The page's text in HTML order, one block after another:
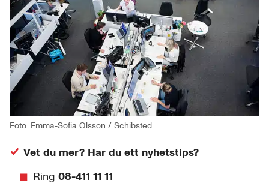
Foto: Emma-Sofia Olsson / Schibsted
Vet du mer? Har du ett nyhetstips?
Ring 08-411 11 11